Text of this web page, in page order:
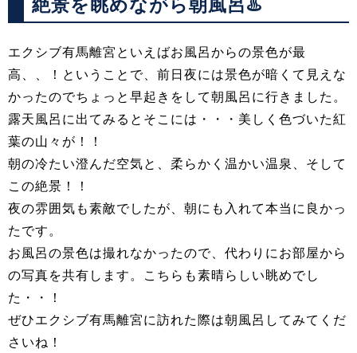
絶景を眺めながら朝風呂♨️
エクシブ有馬離宮といえばお風呂からの景色が最
高、、！ということで、前日夜には景色が暗くて見えな
かったのでちょっと早起きをして朝風呂に行きました。
露天風呂に出てみるとそこには・・・美しく色づいた紅
葉の山々が！！
朝の冷たい澄んだ空気と、柔らかく温かい温泉、そして
この絶景！！
夜の雰囲気も素敵でしたが、朝にも入れて本当に良かっ
たです。
お風呂の景色は撮れなかったので、代わりにお部屋から
の写真を共有します。こちらも素晴らしい眺めでし
た・・！
ぜひエクシブ有馬離宮に訪れた際は朝風呂してみてくだ
さいね！